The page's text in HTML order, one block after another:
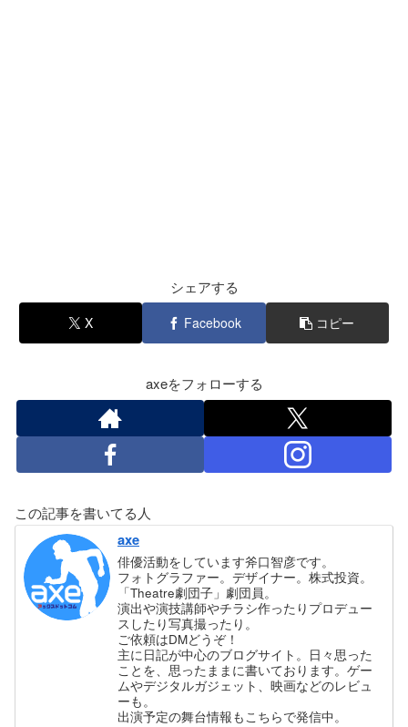
シェアする
X Facebook コピー
axeをフォローする
この記事を書いてる人
axe
俳優活動をしています斧口智彦です。
フォトグラファー。デザイナー。株式投資。
「Theatre劇団子」劇団員。
演出や演技講師やチラシ作ったりプロデュー
スしたり写真撮ったり。
ご依頼はDMどうぞ！
主に日記が中心のブログサイト。日々思った
ことを、思ったままに書いております。ゲー
ムやデジタルガジェット、映画などのレビュ
ーも。
出演予定の舞台情報もこちらで発信中。